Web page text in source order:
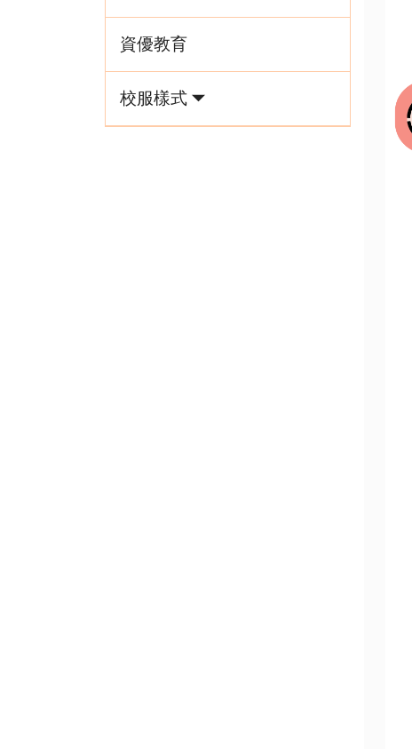
資優教育
校服樣式